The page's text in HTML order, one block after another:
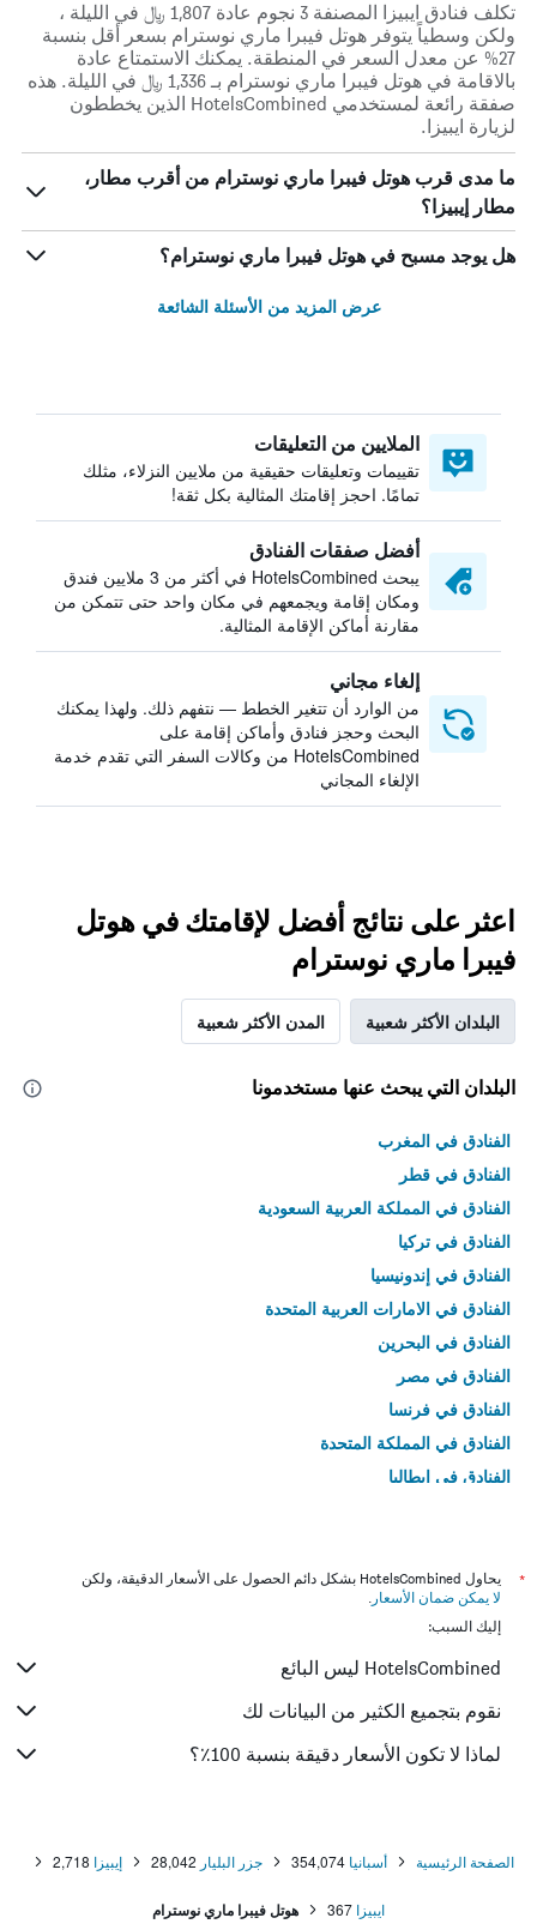
تكلف فنادق ايبيزا المصنفة 3 نجوم عادة 1,807 ﷼ في الليلة ،
ولكن وسطياً يتوفر هوتل فيبرا ماري نوسترام بسعر أقل بنسبة
27% عن معدل السعر في المنطقة. يمكنك الاستمتاع عادة
بالاقامة في هوتل فيبرا ماري نوسترام بـ 1,336 ﷼ في الليلة. هذه
صفقة رائعة لمستخدمي HotelsCombined الذين يخططون
لزيارة ايبيزا.
ما مدى قرب هوتل فيبرا ماري نوسترام من أقرب مطار،
مطار إيبيزا؟
هل يوجد مسبح في هوتل فيبرا ماري نوسترام؟
عرض المزيد من الأسئلة الشائعة
الملايين من التعليقات
تقييمات وتعليقات حقيقية من ملايين النزلاء، مثلك
تمامًا. احجز إقامتك المثالية بكل ثقة!
أفضل صفقات الفنادق
يبحث HotelsCombined في أكثر من 3 ملايين فندق
ومكان إقامة ويجمعهم في مكان واحد حتى تتمكن من
مقارنة أماكن الإقامة المثالية.
إلغاء مجاني
من الوارد أن تتغير الخطط — نتفهم ذلك. ولهذا يمكنك
البحث وحجز فنادق وأماكن إقامة على
HotelsCombined من وكالات السفر التي تقدم خدمة
الإلغاء المجاني
اعثر على نتائج أفضل لإقامتك في هوتل
فيبرا ماري نوسترام
البلدان الأكثر شعبية المدن الأكثر شعبية
البلدان التي يبحث عنها مستخدمونا
الفنادق في المغرب
الفنادق في قطر
الفنادق في المملكة العربية السعودية
الفنادق في تركيا
الفنادق في إندونيسيا
الفنادق في الامارات العربية المتحدة
الفنادق في البحرين
الفنادق في مصر
الفنادق في فرنسا
الفنادق في المملكة المتحدة
الفنادق في إيطاليا
*
يحاول HotelsCombined بشكل دائم الحصول على الأسعار الدقيقة، ولكن
لا يمكن ضمان الأسعار .
إليك السبب:
HotelsCombined ليس البائع
نقوم بتجميع الكثير من البيانات لك
لماذا لا تكون الأسعار دقيقة بنسبة 100٪؟
الصفحة الرئيسية أسبانيا 354,074 جزر البليار 28,042 إيبيزا 2,718
ايبيزا 367 هوتل فيبرا ماري نوسترام